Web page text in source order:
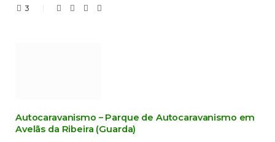
3
Autocaravanismo – Parque de Autocaravanismo em
Avelãs da Ribeira (Guarda)